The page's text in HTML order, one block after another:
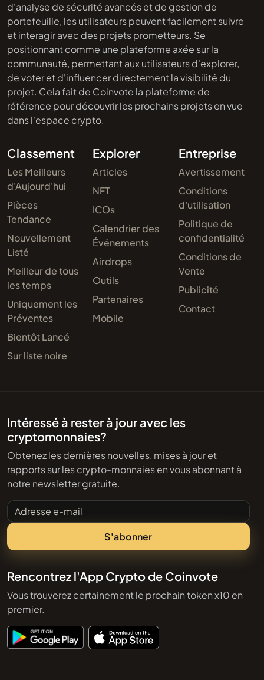
d'analyse de sécurité avancés et de gestion de
portefeuille, les utilisateurs peuvent facilement suivre
et interagir avec des projets prometteurs. Se
positionnant comme une plateforme axée sur la
communauté, permettant aux utilisateurs d'explorer,
de voter et d'influencer directement la visibilité du
projet. Cela fait de Coinvote la plateforme de
référence pour découvrir les prochains projets en vue
dans l'espace crypto.
Classement
Les Meilleurs
d'Aujourd'hui
Pièces
Tendance
Nouvellement
Listé
Meilleur de tous
les temps
Uniquement les
Préventes
Bientôt Lancé
Sur liste noire
Explorer
Articles
NFT
ICOs
Calendrier des
Événements
Airdrops
Outils
Partenaires
Mobile
Entreprise
Avertissement
Conditions
d'utilisation
Politique de
confidentialité
Conditions de
Vente
Publicité
Contact
Intéressé à rester à jour avec les
cryptomonnaies?
Obtenez les dernières nouvelles, mises à jour et
rapports sur les crypto-monnaies en vous abonnant à
notre newsletter gratuite.
Adresse e-mail
S'abonner
Rencontrez l'App Crypto de Coinvote
Vous trouverez certainement le prochain token x10 en
premier.